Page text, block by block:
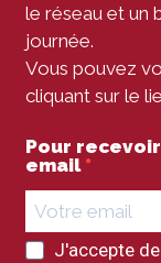
le réseau et un
journée.
Vous pouvez
cliquant sur le
Pour
email
J'accepte